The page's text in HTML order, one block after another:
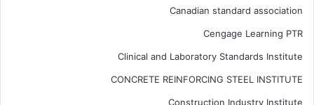
Canadian standard association
Cengage Learning PTR
Clinical and Laboratory Standards Institute
CONCRETE REINFORCING STEEL INSTITUTE
Construction Industry Institute